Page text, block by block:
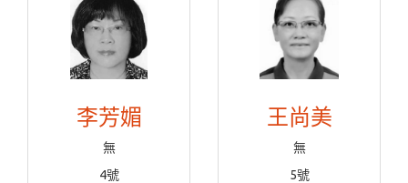
李芳媚
無
4號
王尚美
無
5號